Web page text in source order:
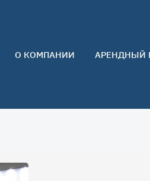
О КОМПАНИИ
Команда
АРЕНДНЫЙ